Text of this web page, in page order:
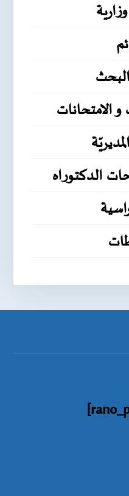
و الامتحانات
الدكتوراه